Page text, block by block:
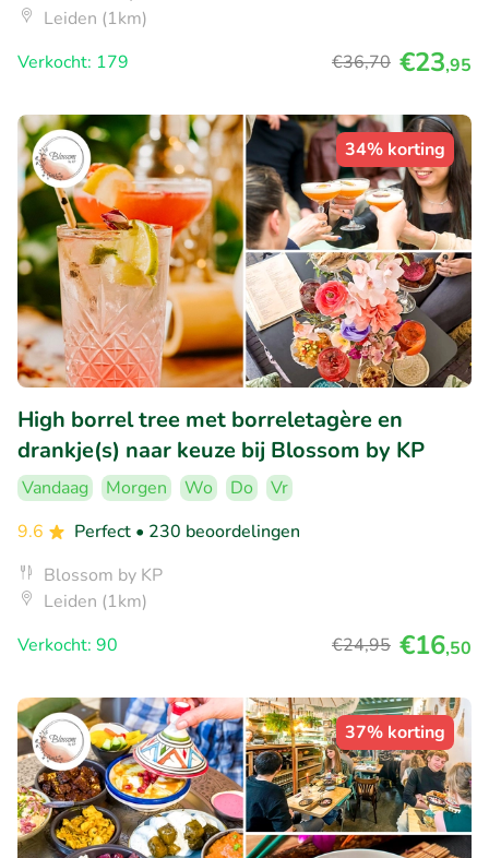
Leiden (1km)
Verkocht: 179
€36,70 €23,95
34% korting
High borrel tree met borreletagère en
drankje(s) naar keuze bij Blossom by KP
Vandaag Morgen Wo Do
Vr
9.6
Perfect • 230 beoordelingen
Blossom by KP
Leiden (1km)
Verkocht: 90
€24,95 €16,50
37% korting